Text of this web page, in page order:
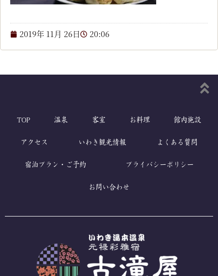
2019年 11月 26日 20:06
TOP 温泉 客室 お料理 館内施設
アクセス いわき観光情報 よくある質問
宿泊プラン・ご予約 プライバシーポリシー
お問い合わせ